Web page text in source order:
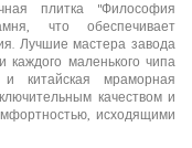
плитка "Философия
что обеспечивает
Лучшие мастера завода
каждого маленького чипа
китайская мраморная
качеством и
исходящими